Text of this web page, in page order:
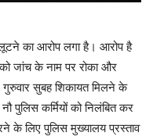
का आरोप लगा है। आरोप है
जांच के नाम पर रोका और
सुबह शिकायत मिलने के
पुलिस कर्मियों को निलंबित कर
के लिए पुलिस मुख्यालय प्रस्ताव